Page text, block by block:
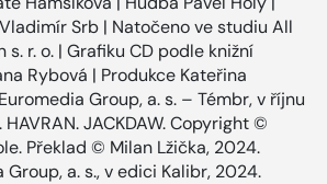
Srb | Natočeno ve studiu All
s. r. o. | Grafiku CD podle knižní
Rybová | Produkce Kateřina
Group, a. s. – Témbr, v říjnu
JACKDAW. Copyright ©
Překlad © Milan Lžička, 2024.
a. s., v edici Kalibr, 2024.